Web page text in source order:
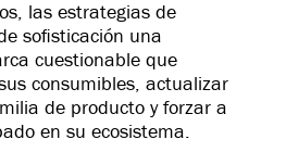
las estrategias de
sofisticación una
cuestionable que
consumibles, actualizar
de producto y forzar a
en su ecosistema.